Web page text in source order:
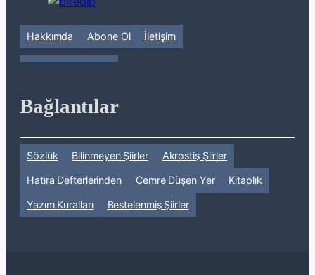
Hakkımda Abone Ol İletişim
Bağlantılar
Sözlük Bilinmeyen Şiirler Akrostiş Şiirler
Hatıra Defterlerinden Cemre Düşen Yer Kitaplık
Yazım Kuralları Bestelenmiş Şiirler